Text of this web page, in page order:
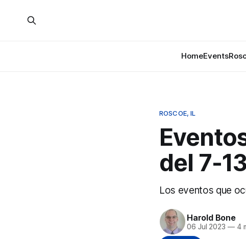
HomeEvents
ROSCOE, IL
del 7-
Los eventos que
Harold Bone
06 Jul 2023 —4